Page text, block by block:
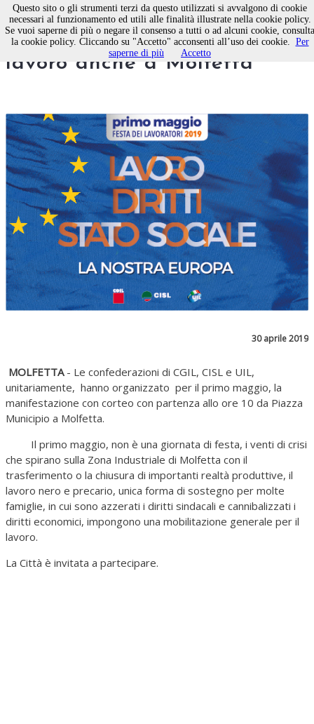
Il Primo Maggio, festa del
lavoro anche a Molfetta
30 aprile 2019
MOLFETTA- Le confederazioni di CGIL, CISL e UIL,
unitariamente, hanno organizzato per il primo maggio, la
manifestazione con corteo con partenza allo ore 10 da Piazza
Municipio a Molfetta.
Il primo maggio, non è una giornata di festa, i venti di crisi
che spirano sulla Zona Industriale di Molfetta con il
trasferimento o la chiusura di importanti realtà produttive, il
lavoro nero e precario, unica forma di sostegno per molte
famiglie, in cui sono azzerati i diritti sindacali e cannibalizzati i
diritti economici, impongono una mobilitazione generale per il
lavoro.
La Città è invitata a partecipare.
Questo sito o gli strumenti terzi da questo utilizzati si avvalgono di cookie
necessari al funzionamento ed utili alle finalità illustrate nella cookie policy.
Se vuoi saperne di più o negare il consenso a tutti o ad alcuni cookie, consulta
la cookie policy. Cliccando su "Accetto" acconsenti all’uso dei cookie. Per
saperne di più
Accetto